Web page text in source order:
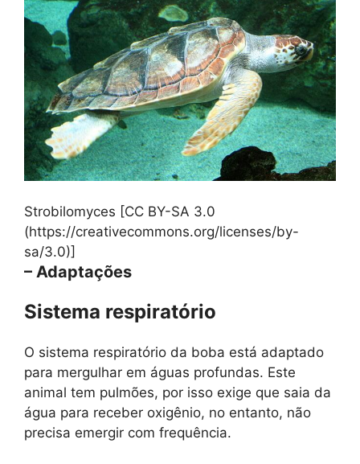
Strobilomyces [CC BY-SA 3.0
(https://creativecommons.org/licenses/by-
sa/3.0)]
– Adaptações
Sistema respiratório
O sistema respiratório da boba está adaptado
para mergulhar em águas profundas. Este
animal tem pulmões, por isso exige que saia da
água para receber oxigênio, no entanto, não
precisa emergir com frequência.